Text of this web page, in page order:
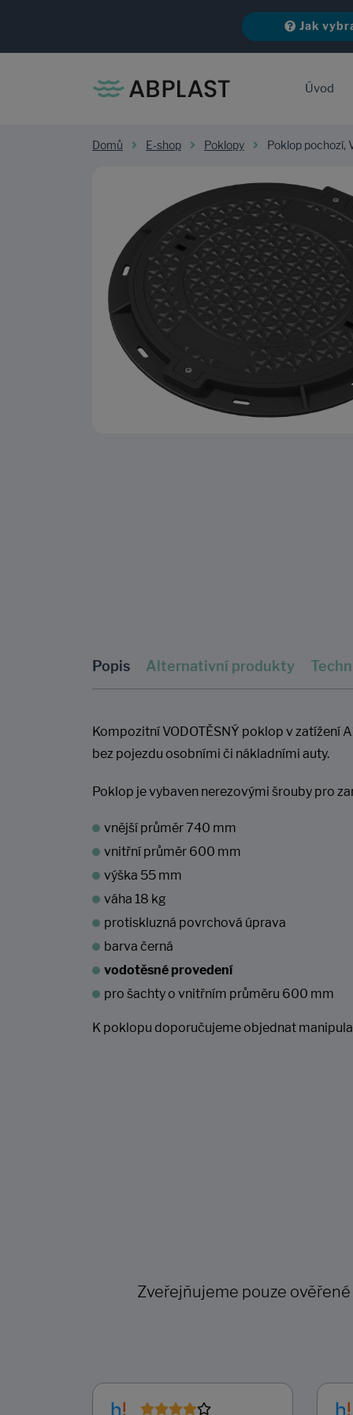
Jak
Úvod
Domů E-shop Poklopy Poklop pochozí,
Popis Alternativní produkty
Kompozitní VODOTĚSNÝ poklop v zatížení
bez pojezdu osobními či nákladními auty.
Poklop je vybaven nerezovými šrouby pro
vnější průměr 740 mm
vnitřní průměr 600 mm
výška 55 mm
váha 18 kg
protiskluzná povrchová úprava
barva černá
vodotěsné provedení
pro šachty o vnitřním průměru 600 mm
K poklopu doporučujeme objednat
Zveřejňujeme pouze